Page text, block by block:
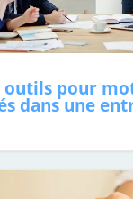
outils pour
dans une